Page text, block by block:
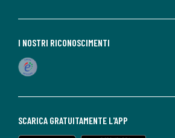
SCARICA GRATUITAMENTE L'APP
I NOSTRI RICONOSCIMENTI